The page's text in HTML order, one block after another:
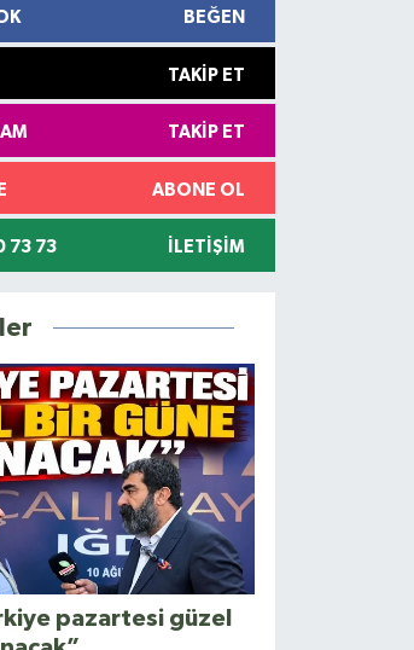
BEĞEN
TAKIP ET
TAKIP ET
ABONE OL
73 73 İLETIŞIM
pazartesi güzel